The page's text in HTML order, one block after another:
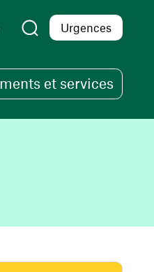
Urgences
et services